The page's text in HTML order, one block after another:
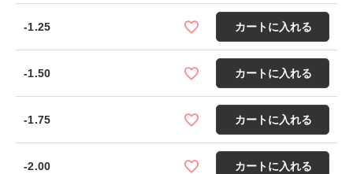
-1.25 カートに入れる
-1.50 カートに入れる
-1.75 カートに入れる
-2.00 カートに入れる